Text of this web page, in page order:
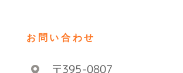
お問い合わせ
〒395-0807